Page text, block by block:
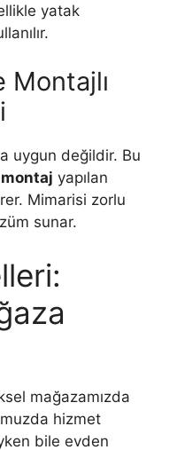
yatak
Montajlı
uygun değildir. Bu
yapılan
Mimarisi zorlu
sunar.
mağazamızda
hizmet
bile evden